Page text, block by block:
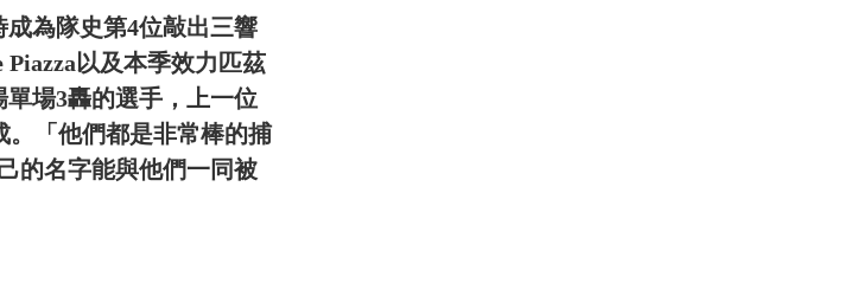
為隊史第4位敲出三響
以及本季效力匹茲
場3轟的選手，上一位
。「他們都是非常棒的捕
的名字能與他們一同被